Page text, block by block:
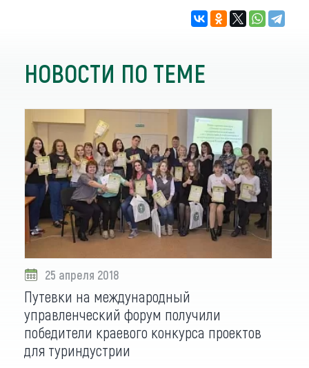
НОВОСТИ ПО ТЕМЕ
25 апреля 2018
Путевки на международный
управленческий форум получили
победители краевого конкурса проектов
для туриндустрии